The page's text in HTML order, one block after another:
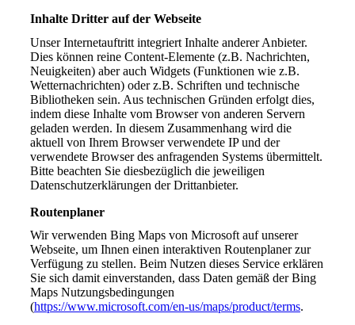
Inhalte Dritter auf der Webseite
Unser Internetauftritt integriert Inhalte anderer Anbieter.
Dies können reine Content-Elemente (z.B. Nachrichten,
Neuigkeiten) aber auch Widgets (Funktionen wie z.B.
Wetternachrichten) oder z.B. Schriften und technische
Bibliotheken sein. Aus technischen Gründen erfolgt dies,
indem diese Inhalte vom Browser von anderen Servern
geladen werden. In diesem Zusammenhang wird die
aktuell von Ihrem Browser verwendete IP und der
verwendete Browser des anfragenden Systems übermittelt.
Bitte beachten Sie diesbezüglich die jeweiligen
Datenschutzerklärungen der Drittanbieter.
Routenplaner
Wir verwenden Bing Maps von Microsoft auf unserer
Webseite, um Ihnen einen interaktiven Routenplaner zur
Verfügung zu stellen. Beim Nutzen dieses Service erklären
Sie sich damit einverstanden, dass Daten gemäß der Bing
Maps Nutzungsbedingungen
(https://www.microsoft.com/en-us/maps/product/terms.